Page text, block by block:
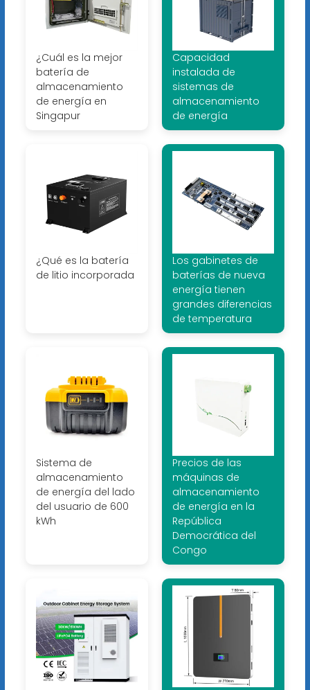
¿Cuál es la mejor
batería de
almacenamiento
de energía en
Singapur
Capacidad
instalada de
sistemas de
almacenamiento
de energía
¿Qué es la batería
de litio incorporada
Los gabinetes de
baterías de nueva
energía tienen
grandes diferencias
de temperatura
Sistema de
almacenamiento
de energía del lado
del usuario de 600
kWh
Precios de las
máquinas de
almacenamiento
de energía en la
República
Democrática del
Congo